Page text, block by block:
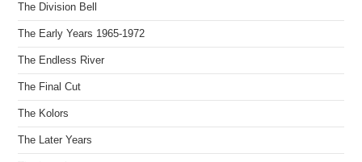
The Division Bell
The Early Years 1965-1972
The Endless River
The Final Cut
The Kolors
The Later Years